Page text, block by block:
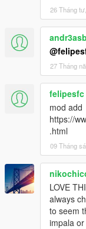
26 Tháng
27 Tháng
felipesfc
mod add
https://
.html
09 Tháng
LOVE
always
to seem
impala